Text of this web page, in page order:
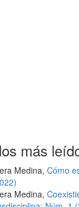
más
Medina, Cómo
Medina,